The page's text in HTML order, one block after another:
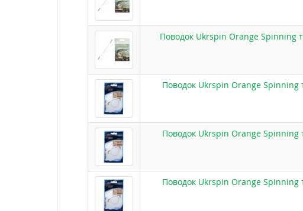
Поводок Ukrspin Orange Spinning
Поводок Ukrspin Orange Spinning
Поводок Ukrspin Orange Spinning
Поводок Ukrspin Orange Spinning